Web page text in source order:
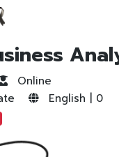
Online
English | 0